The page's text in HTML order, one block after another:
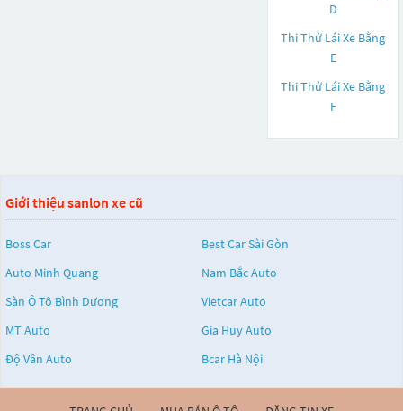
D
Thi Thử Lái Xe Bằng
E
Thi Thử Lái Xe Bằng
F
Giới thiệu sanlon xe cũ
Boss Car
Best Car Sài Gòn
Auto Minh Quang
Nam Bắc Auto
Sàn Ô Tô Bình Dương
Vietcar Auto
MT Auto
Gia Huy Auto
Độ Vân Auto
Bcar Hà Nội